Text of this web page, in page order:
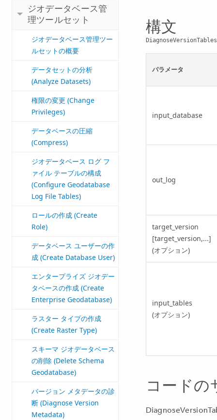
ジオデータベース管
理ツールセット
ジオデータベース管理ツー
ルセットの概要
データセットの分析
(Analyze Datasets)
権限の変更 (Change
Privileges)
データベースの圧縮
(Compress)
ジオデータベース ログ フ
ァイル テーブルの構成
(Configure Geodatabase
Log File Tables)
ロールの作成 (Create
Role)
データベース ユーザーの作
成 (Create Database User)
エンタープライズ ジオデー
タベースの作成 (Create
Enterprise Geodatabase)
ラスター タイプの作成
(Create Raster Type)
スキーマ ジオデータベース
の削除 (Delete Schema
Geodatabase)
バージョン メタデータの診
断 (Diagnose Version
Metadata)
構文
パラメータ
input_database
out_log
target_version
[target_version,...]
(オプション)
input_tables
(オプション)
コードの